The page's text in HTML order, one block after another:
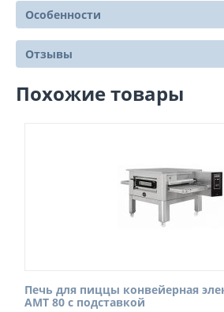
Особенности
Отзывы
Похожие товары
Печь для пиццы конвейерная
AMT 80 с подставкой